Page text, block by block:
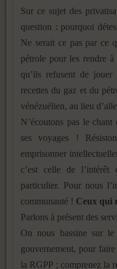
Sur ce sujet des
question : pourquoi
Ne serait ce pas par ce
pétrole pour les rendre
qu’ils refusent de
recettes du gaz et du
vénézuélien, au lieu
N’écoutons pas le chant
ses voyages !
emprisonner
c’est celle de l’intérêt
particulier. Pour nous
communauté ! Ceux qui
Parlons à présent des
On nous bassine sur
gouvernement, pour
la RGPP ; comprenez la